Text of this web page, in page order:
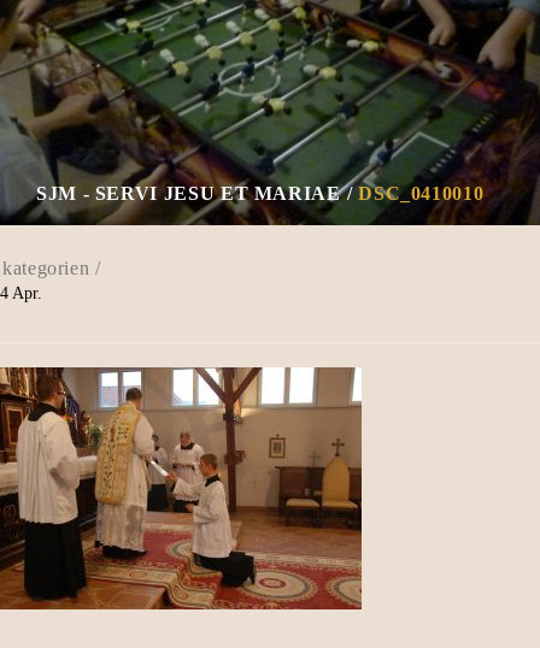
SJM - SERVI JESU ET MARIAE DSC_0410010
4 Apr.